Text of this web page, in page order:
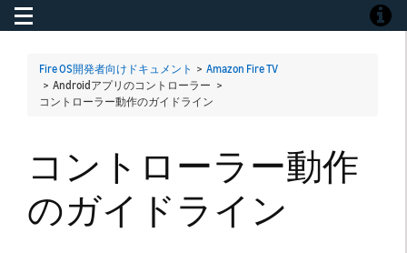
Toggle navigation
Fire OS開発者向けドキュメント > Amazon Fire TV
> Androidアプリのコントローラー >
コントローラー動作のガイドライン
コントローラー動作
のガイドライン